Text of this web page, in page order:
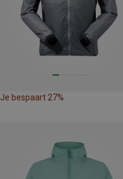
Je bespaart 27%